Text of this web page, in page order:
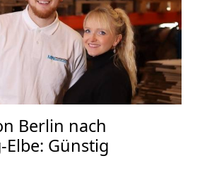
Berlin nach
Günstig